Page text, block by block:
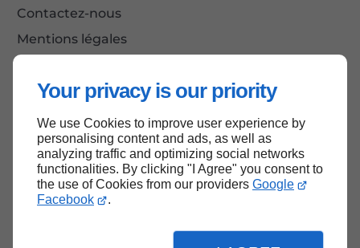
Your privacy is our priority
We use Cookies to improve user experience by
personalising content and ads, as well as
analyzing traffic and optimizing social networks
functionalities. By clicking "I Agree" you consent to
the use of Cookies from our providers Google
Facebook
.
Contactez-nous
Mentions légales
Haut de page